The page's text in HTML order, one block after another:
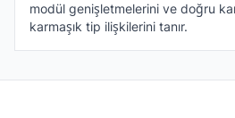
modül genişletmelerini ve doğru
karmaşık tip ilişkilerini tanır.